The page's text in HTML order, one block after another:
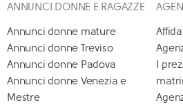
ANNUNCI DONNE E RAGAZZE
Annunci donne mature
Annunci donne Treviso
Annunci donne Padova
Annunci donne Venezia e
Mestre
I